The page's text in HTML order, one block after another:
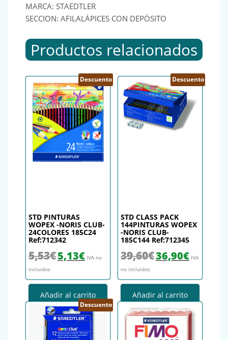
MARCA: STAEDTLER
SECCION: AFILALÁPICES CON DEPÓSITO
Productos relacionados
Descuento
STD PINTURAS
WOPEX -NORIS CLUB-
24COLORES 185C24
Ref:712342
5,53€ El precio original era: 5,53€.
5,13€El precio actual es: 5,13€.
IVA no
incluidos
Añadir al carrito
Descuento
STD CLASS PACK
144PINTURAS WOPEX
-NORIS CLUB-
185C144 Ref:712345
39,60€ El precio original era:
36,90€El precio
IVA
no incluidos
Añadir al carrito
Descuento